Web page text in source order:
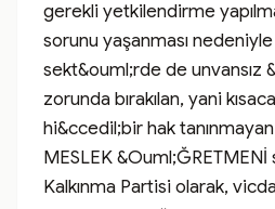
gerekli yetkilendirme
sorunu yaşanması
sekt&ouml;rde de unvansız
zorunda bırakılan, yani
hi&ccedil;bir hak
MESLEK
Kalkınma Partisi olarak,